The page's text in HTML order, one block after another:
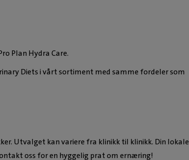
Plan Hydra Care.
Diets i vårt sortiment med samme fordeler som
Utvalget kan variere fra klinikk til klinikk. Din lokale
oss for en hyggelig prat om ernæring!